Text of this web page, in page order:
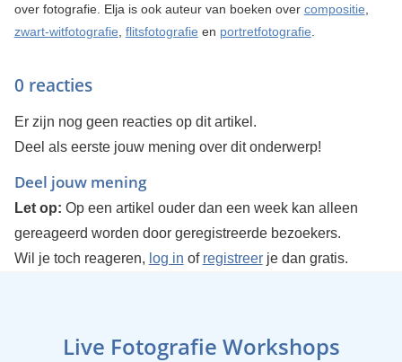
over fotografie. Elja is ook auteur van boeken over compositie
zwart-witfotografie flitsfotografie en portretfotografie
0 reacties
Er zijn nog geen reacties op dit artikel.
Deel als eerste jouw mening over dit onderwerp!
Deel jouw mening
Let op: Op een artikel ouder dan een week kan alleen
gereageerd worden door geregistreerde bezoekers.
Wil je toch reageren, log in of registreerje dan gratis.
Live Fotografie Workshops